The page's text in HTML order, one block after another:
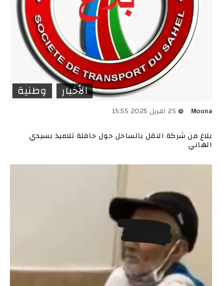
الأخبار وطنية
Mouna
بلاغ من شركة النقل بالساحل حول حافلة تلاميذ بسيدي
الهاني